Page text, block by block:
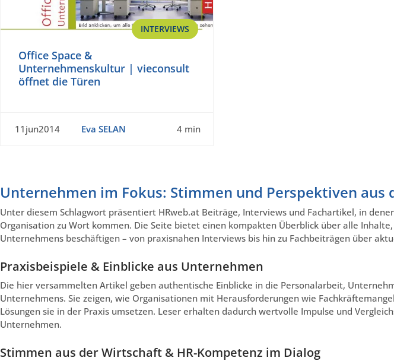
INTERVIEWS
Office Space &
Unternehmenskultur | vieconsult
öffnet die Türen
11jun2014 Eva SELAN 4 min
Unternehmen im Fokus: Stimmen und Perspektiven aus
Unter diesem Schlagwort präsentiert HRweb.at Beiträge, Interviews und Fachartikel, in
Organisation zu Wort kommen. Die Seite bietet einen kompakten Überblick über alle
Unternehmens beschäftigen – von praxisnahen Interviews bis hin zu Fachbeiträgen über
Praxisbeispiele & Einblicke aus Unternehmen
Die hier versammelten Artikel geben authentische Einblicke in die Personalarbeit,
Unternehmens. Sie zeigen, wie Organisationen mit Herausforderungen wie
Lösungen sie in der Praxis umsetzen. Leser erhalten dadurch wertvolle Impulse und
Unternehmen.
Stimmen aus der Wirtschaft & HR-Kompetenz im Dialog